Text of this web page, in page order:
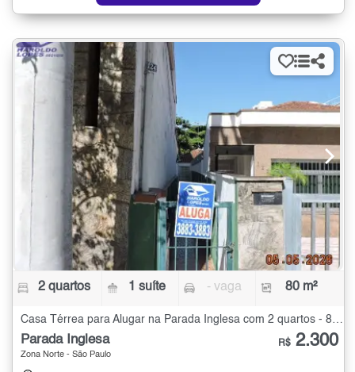
2 quartos 1 suíte - vaga 80 m²
Casa Térrea para Alugar na Parada Inglesa com 2 quartos - 80 m²
Parada Inglesa
Zona Norte - São Paulo
R$ 2.300